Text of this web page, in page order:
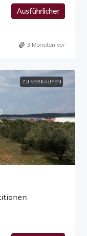
Ausführlicher
3 Monaten vor
ZU VERKAUFEN